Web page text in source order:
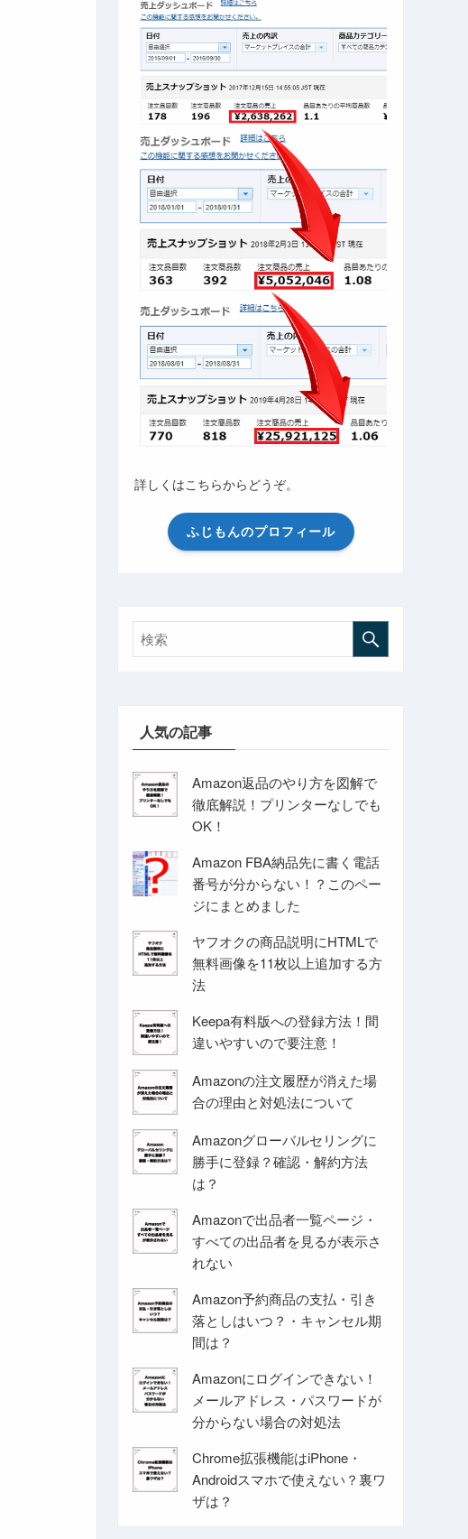
詳しくはこちらからどうぞ。
ふじもんのプロフィール
人気の記事
Amazon返品のやり方を図解で
徹底解説！プリンターなしでも
OK！
Amazon FBA納品先に書く電話
番号が分からない！？このペー
ジにまとめました
ヤフオクの商品説明にHTMLで
無料画像を11枚以上追加する方
法
Keepa有料版への登録方法！間
違いやすいので要注意！
Amazonの注文履歴が消えた場
合の理由と対処法について
Amazonグローバルセリングに
勝手に登録？確認・解約方法
は？
Amazonで出品者一覧ページ・
すべての出品者を見るが表示さ
れない
Amazon予約商品の支払・引き
落としはいつ？・キャンセル期
間は？
Amazonにログインできない！
メールアドレス・パスワードが
分からない場合の対処法
Chrome拡張機能はiPhone・
Androidスマホで使えない？裏ワ
ザは？